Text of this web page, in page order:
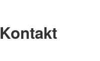
Kontakt